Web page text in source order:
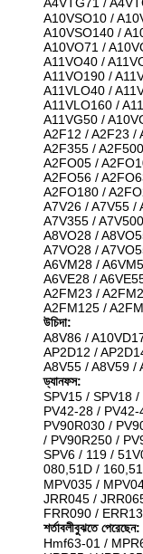
A10VSO10 /
A10VSO140 /
A10VO71 /
A11VO40 /
A11VO190 /
A11VLO40 /
A11VLO160 /
A11VG50 /
A2F12 / A2F23 /
A2F355 /
A2FO05 /
A2FO56 /
A2FO180 /
A7V26 / A7V55 /
A7V355 /
A8VO28 /
A7VO28 /
A6VM28 /
A6VE28 /
A2FM23 /
A2FM125 /
উচিদা:
A8V86 /
AP2D12 /
A8V55 / A8V59 /
ড্যানফস:
SPV15 / SPV18
PV42-28 /
PV90R030 /
/ PV90R250 /
SPV6 / 119 /
080,51D /
MPV035 /
JRR045 /
FRR090 /
শর্তাবলীবুঝতে পেরেছেন:
Hmf63-01 /